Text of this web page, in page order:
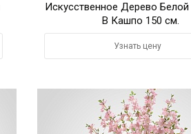
Искусственное Дерево Белой
В Кашпо 150 см.
Узнать цену